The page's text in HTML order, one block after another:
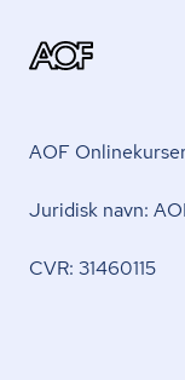
AOF
Juridisk navn:
CVR: 31460115